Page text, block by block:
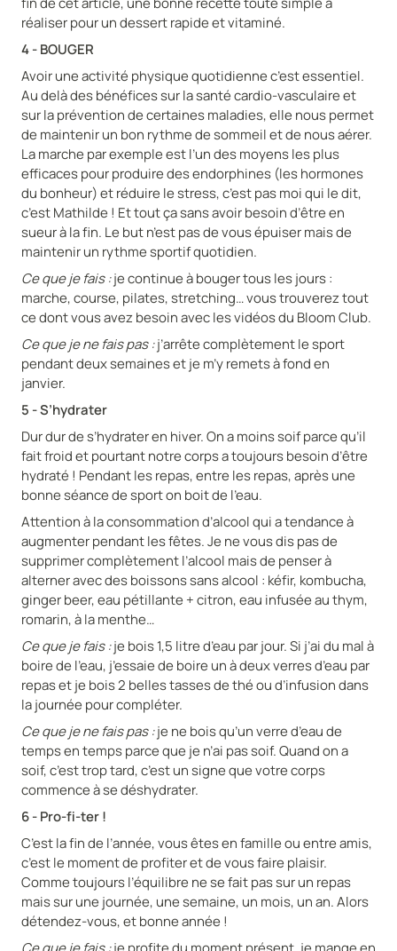
réaliser pour un dessert rapide et vitaminé.
4 - BOUGER
Avoir une activité physique quotidienne c’est essentiel.
Au delà des bénéfices sur la santé cardio-vasculaire et
sur la prévention de certaines maladies, elle nous permet
de maintenir un bon rythme de sommeil et de nous aérer.
La marche par exemple est l’un des moyens les plus
efficaces pour produire des endorphines (les hormones
du bonheur) et réduire le stress, c’est pas moi qui le dit,
c’est Mathilde ! Et tout ça sans avoir besoin d’être en
sueur à la fin. Le but n’est pas de vous épuiser mais de
maintenir un rythme sportif quotidien.
Ce que je fais :je continue à bouger tous les jours :
marche, course, pilates, stretching… vous trouverez tout
ce dont vous avez besoin avec les vidéos du Bloom Club.
Ce que je ne fais pas :j’arrête complètement le sport
pendant deux semaines et je m’y remets à fond en
janvier.
5 - S’hydrater
Dur dur de s’hydrater en hiver. On a moins soif parce qu’il
fait froid et pourtant notre corps a toujours besoin d’être
hydraté ! Pendant les repas, entre les repas, après une
bonne séance de sport on boit de l’eau.
Attention à la consommation d’alcool qui a tendance à
augmenter pendant les fêtes. Je ne vous dis pas de
supprimer complètement l’alcool mais de penser à
alterner avec des boissons sans alcool : kéfir, kombucha,
ginger beer, eau pétillante + citron, eau infusée au thym,
romarin, à la menthe…
Ce que je fais :je bois 1,5 litre d’eau par jour. Si j’ai du mal à
boire de l’eau, j’essaie de boire un à deux verres d’eau par
repas et je bois 2 belles tasses de thé ou d’infusion dans
la journée pour compléter.
Ce que je ne fais pas :je ne bois qu’un verre d’eau de
temps en temps parce que je n’ai pas soif. Quand on a
soif, c’est trop tard, c’est un signe que votre corps
commence à se déshydrater.
6 - Pro-fi-ter !
C’est la fin de l’année, vous êtes en famille ou entre amis,
c’est le moment de profiter et de vous faire plaisir.
Comme toujours l’équilibre ne se fait pas sur un repas
mais sur une journée, une semaine, un mois, un an. Alors
détendez-vous, et bonne année !